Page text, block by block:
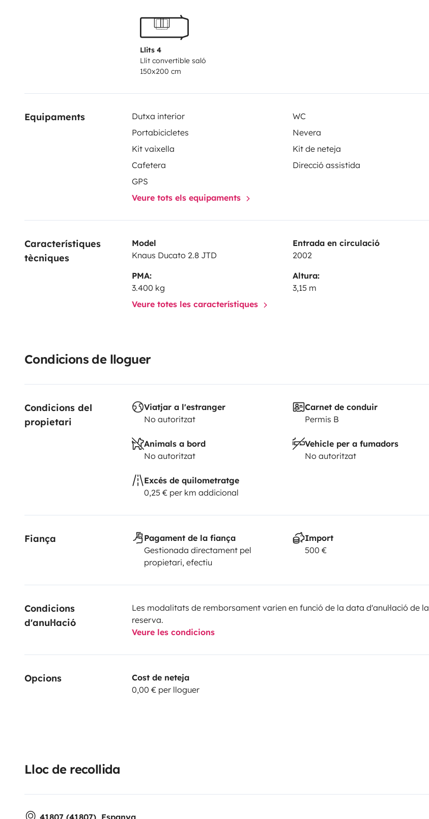
Llits 4
Llit convertible saló
150x200 cm
Equipaments Dutxa interior
WC
Portabicicletes
Nevera
Kit vaixella
Kit de neteja
Cafetera
Direcció assistida
GPS
Veure tots els equipaments
Característiques
tècniques
Model
Knaus Ducato 2.8 JTD
Entrada en circulació
2002
PMA:
3.400 kg
Altura:
3,15 m
Veure totes les característiques
Condicions de lloguer
Condicions del
propietari
Viatjar a l'estranger
No autoritzat
Carnet de conduir
Permis B
Animals a bord
No autoritzat
Vehicle per a fumadors
No autoritzat
Excés de quilometratge
0,25 € per km addicional
Fiança
Pagament de la fiança
Gestionada directament pel
propietari, efectiu
Import
500 €
Condicions
d'anul·lació
Les modalitats de remborsament varien en funció de la data d'anul·lació de la
reserva.
Veure les condicions
Opcions
Cost de neteja
0,00 € per lloguer
Lloc de recollida